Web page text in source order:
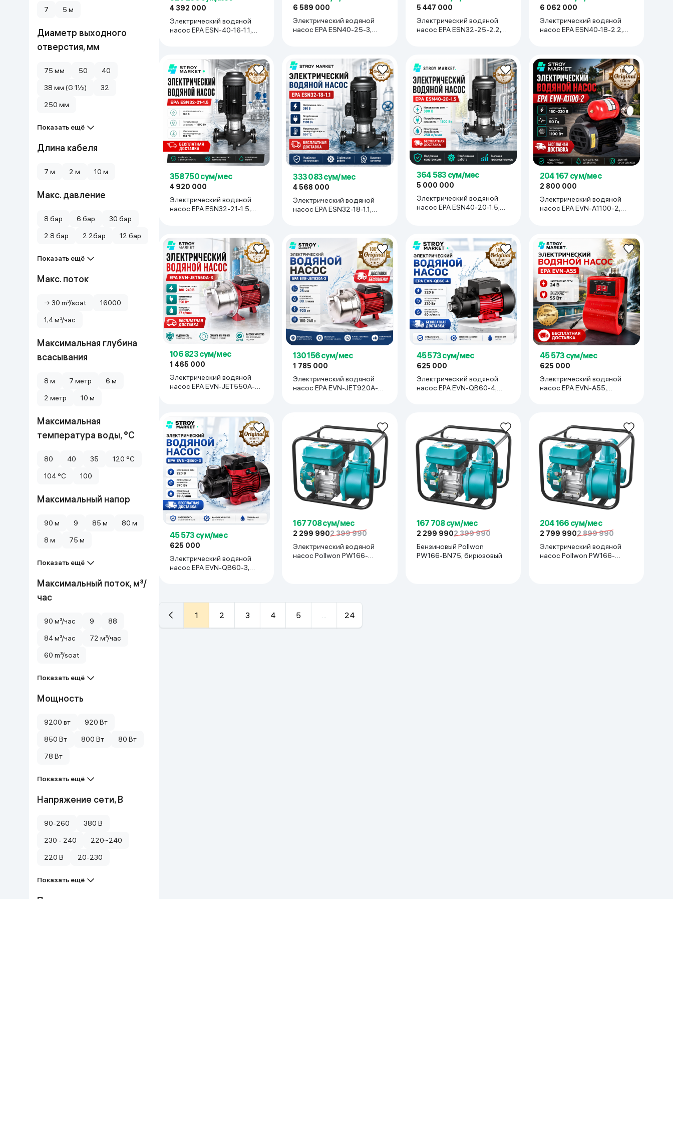
Дом и сад
Канцелярия
Бытовая химия
Книги
7 5 м
Диаметр выходного
отверстия, мм
75 мм 50
40
38 мм (G 1½)
32
250 мм
Показать ещё
Длина кабеля
7 м 2 м 10 м
Макс. давление
8 бар 6 бар
30 бар
2.8 бар
2.2бар 12 бар
Показать ещё
Макс. поток
→ 30 m³/soat
16000
1,4 м³/час
Максимальная глубина
всасывания
8 м 7 метр
6 м
2 метр
10 м
Максимальная
температура воды, °C
80 40 35
120 °C
104 °C
100
Максимальный напор
90 м 9 85 м
80 м
8 м
75 м
Показать ещё
Максимальный поток, м³/
час
90 м³/час 9
88
84 м³/час
72 м³/час
60 m³/soat
Показать ещё
Мощность
9200 вт
920 Вт
850 Вт
800 Вт
80 Вт
78 Вт
Показать ещё
Напряжение сети, В
90-260
380 B
230 - 240
220~240
220 В
20-230
Показать ещё
Производительность
4 392 000
Электрический водяной
насос EPA ESN-40-16-1.1,
6 589 000
Электрический водяной
насос EPA ESN40-25-3,
5 447 000
Электрический водяной
насос EPA ESN32-25-2.2,
6 062 000
Электрический водяной
насос EPA ESN40-18-2.2,
358 750 сум/мес
4 920 000
Электрический водяной
насос EPA ESN32-21-1.5,
333 083 сум/мес
4 568 000
Электрический водяной
насос EPA ESN32-18-1.1,
364 583 сум/мес
5 000 000
Электрический водяной
насос EPA ESN40-20-1.5,
204 167 сум/мес
2 800 000
Электрический водяной
насос EPA EVN-A1100-2,
106 823 сум/мес
1 465 000
Электрический водяной
насос EPA EVN-JET550A-3,
130 156 сум/мес
1 785 000
Электрический водяной
насос EPA EVN-JET920A-3,
45 573 сум/мес
625 000
Электрический водяной
насос EPA EVN-QB60-4,
45 573 сум/мес
625 000
Электрический водяной
насос EPA EVN-A55,
45 573 сум/мес
625 000
Электрический водяной
насос EPA EVN-QB60-3,
167 708 сум/мес
2 299 9902 399 990
Электрический водяной
насос Pollwon PW166-
167 708 сум/мес
2 299 9902 399 990
Бензиновый Pollwon
PW166-BN75, бирюзовый
204 166 сум/мес
2 799 9902 899 990
Электрический водяной
насос Pollwon PW166-
1 2 3 4 5 24